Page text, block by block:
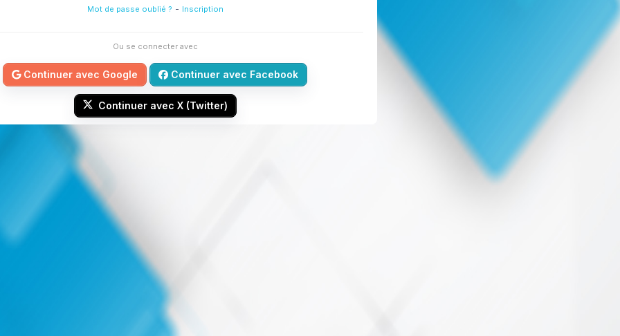
Mot de passe oublié ? - Inscription
Ou se connecter avec
Continuer avec Google Continuer avec Facebook
Continuer avec X (Twitter)